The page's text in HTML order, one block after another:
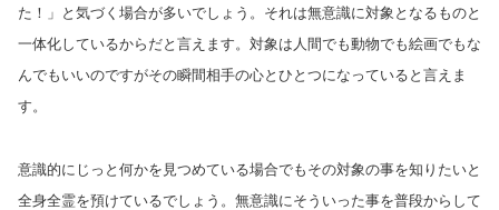
た！」と気づく場合が多いでしょう。それは無意識に対象となるものと
一体化しているからだと言えます。対象は人間でも動物でも絵画でもな
んでもいいのですがその瞬間相手の心とひとつになっていると言えま
す。
意識的にじっと何かを見つめている場合でもその対象の事を知りたいと
全身全霊を預けているでしょう。無意識にそういった事を普段からして